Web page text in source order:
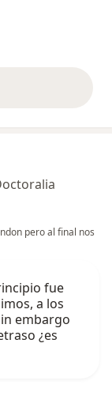
pero al final nos
fue
a los
embargo
¿es